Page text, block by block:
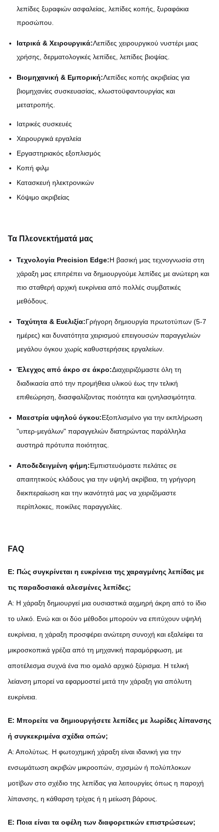
λεπίδες ξυραφιών ασφαλείας, λεπίδες κοπής, ξυραφάκια
προσώπου.
Ιατρικά & Χειρουργικά:Λεπίδες χειρουργικού νυστέρι μιας
χρήσης, δερματολογικές λεπίδες, λεπίδες βιοψίας.
Βιομηχανική & Εμπορική:Λεπίδες κοπής ακριβείας για
βιομηχανίες συσκευασίας, κλωστοϋφαντουργίας και
μετατροπής.
Ιατρικές συσκευές
Χειρουργικά εργαλεία
Εργαστηριακός εξοπλισμός
Κοπή φιλμ
Κατασκευή ηλεκτρονικών
Κόψιμο ακριβείας
Τα Πλεονεκτήματά μας
Τεχνολογία Precision Edge:Η βασική μας τεχνογνωσία στη
χάραξη μας επιτρέπει να δημιουργούμε λεπίδες με ανώτερη και
πιο σταθερή αρχική ευκρίνεια από πολλές συμβατικές
μεθόδους.
Ταχύτητα & Ευελιξία:Γρήγορη δημιουργία πρωτοτύπων (5-7
ημέρες) και δυνατότητα χειρισμού επειγουσών παραγγελιών
μεγάλου όγκου χωρίς καθυστερήσεις εργαλείων.
Έλεγχος από άκρο σε άκρο:Διαχειριζόμαστε όλη τη
διαδικασία από την προμήθεια υλικού έως την τελική
επιθεώρηση, διασφαλίζοντας ποιότητα και ιχνηλασιμότητα.
Μαεστρία υψηλού όγκου:Εξοπλισμένο για την εκπλήρωση
"υπερ-μεγάλων" παραγγελιών διατηρώντας παράλληλα
αυστηρά πρότυπα ποιότητας.
Αποδεδειγμένη φήμη:Εμπιστευόμαστε πελάτες σε
απαιτητικούς κλάδους για την υψηλή ακρίβεια, τη γρήγορη
διεκπεραίωση και την ικανότητά μας να χειριζόμαστε
περίπλοκες, ποικίλες παραγγελίες.
FAQ
Ε: Πώς συγκρίνεται η ευκρίνεια της χαραγμένης λεπίδας με
τις παραδοσιακά αλεσμένες λεπίδες;
Α: Η χάραξη δημιουργεί μια ουσιαστικά αιχμηρή άκρη από το ίδιο
το υλικό. Ενώ και οι δύο μέθοδοι μπορούν να επιτύχουν υψηλή
ευκρίνεια, η χάραξη προσφέρει ανώτερη συνοχή και εξαλείφει τα
μικροσκοπικά γρέζια από τη μηχανική παραμόρφωση, με
αποτέλεσμα συχνά ένα πιο ομαλό αρχικό ξύρισμα. Η τελική
λείανση μπορεί να εφαρμοστεί μετά την χάραξη για απόλυτη
ευκρίνεια.
Ε: Μπορείτε να δημιουργήσετε λεπίδες με λωρίδες λίπανσης
ή συγκεκριμένα σχέδια οπών;
Α: Απολύτως. Η φωτοχημική χάραξη είναι ιδανική για την
ενσωμάτωση ακριβών μικροοπών, σχισμών ή πολύπλοκων
μοτίβων στο σχέδιο της λεπίδας για λειτουργίες όπως η παροχή
λίπανσης, η κάθαρση τρίχας ή η μείωση βάρους.
Ε: Ποια είναι τα οφέλη των διαφορετικών επιστρώσεων;